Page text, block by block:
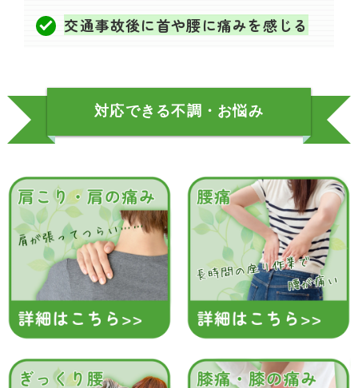
交通事故後に首や腰に痛みを感じる
対応できる不調・お悩み